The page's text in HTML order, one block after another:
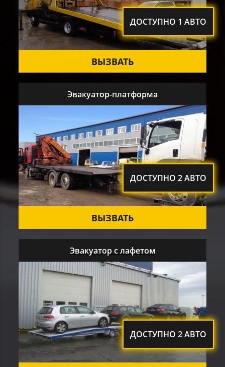
ДОСТУПНО 1 АВТО
ВЫЗВАТЬ
ДОСТУПНО 2 АВТО
Эвакуатор-платформа
ВЫЗВАТЬ
ДОСТУПНО 2 АВТО
Эвакуатор с лафетом